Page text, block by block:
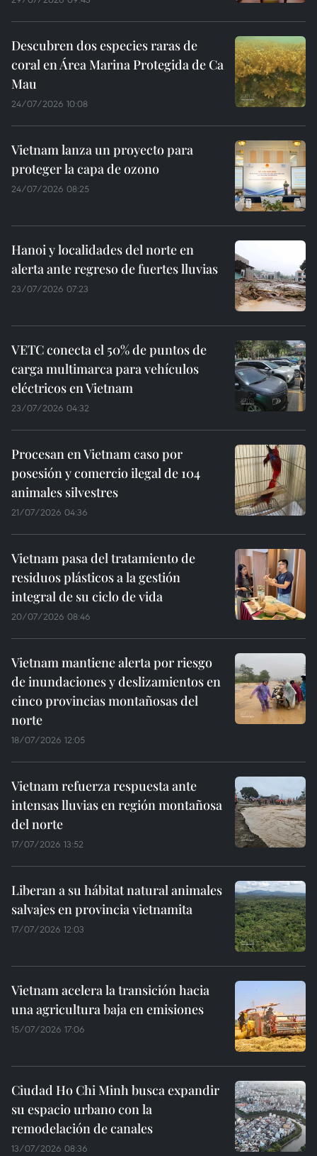
Descubren dos especies raras de
coral en Área Marina Protegida de Ca
Mau
24/07/2026 10:08
Vietnam lanza un proyecto para
proteger la capa de ozono
24/07/2026 08:25
Hanoi y localidades del norte en
alerta ante regreso de fuertes lluvias
23/07/2026 07:23
VETC conecta el 50% de puntos de
carga multimarca para vehículos
eléctricos en Vietnam
23/07/2026 04:32
Procesan en Vietnam caso por
posesión y comercio ilegal de 104
animales silvestres
21/07/2026 04:36
Vietnam pasa del tratamiento de
residuos plásticos a la gestión
integral de su ciclo de vida
20/07/2026 08:46
Vietnam mantiene alerta por riesgo
de inundaciones y deslizamientos en
cinco provincias montañosas del
norte
18/07/2026 12:05
Vietnam refuerza respuesta ante
intensas lluvias en región montañosa
del norte
17/07/2026 13:52
Liberan a su hábitat natural animales
salvajes en provincia vietnamita
17/07/2026 12:03
Vietnam acelera la transición hacia
una agricultura baja en emisiones
15/07/2026 17:06
Ciudad Ho Chi Minh busca expandir
su espacio urbano con la
remodelación de canales
13/07/2026 08:36